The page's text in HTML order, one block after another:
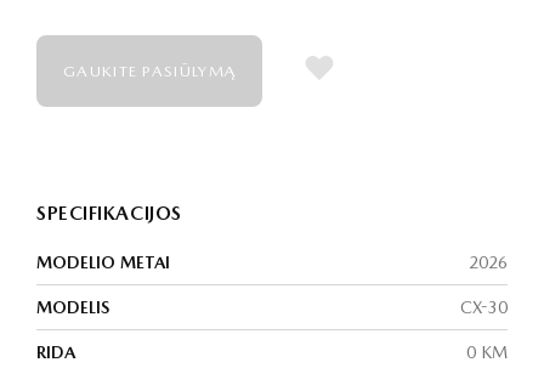
GAUKITE PASIŪLYMĄ
SPECIFIKACIJOS
MODELIO METAI 2026
MODELIS CX-30
RIDA 0 KM